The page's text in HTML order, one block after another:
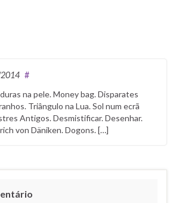
#
na pele. Money bag. Disparates
Triângulo na Lua. Sol num ecrã
Antigos. Desmistificar. Desenhar.
von Däniken. Dogons. […]